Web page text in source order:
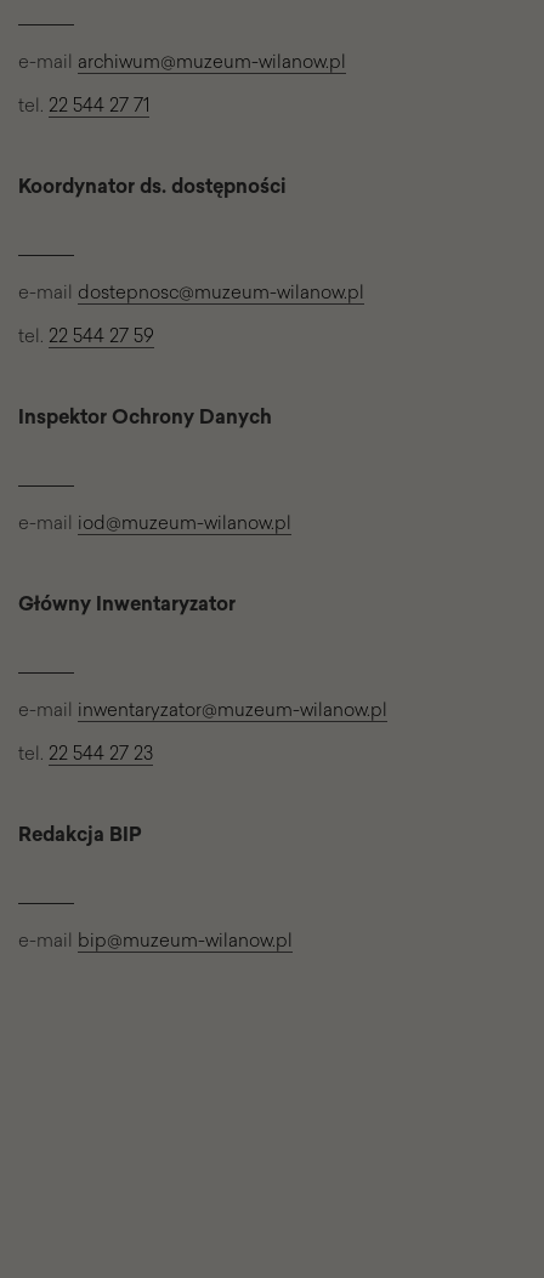
e-mail archiwum@muzeum-wilanow.pl
tel. 22 544 27 71
Koordynator ds. dostępności
e-mail dostepnosc@muzeum-wilanow.pl
tel. 22 544 27 59
Inspektor Ochrony Danych
e-mail iod@muzeum-wilanow.pl
Główny Inwentaryzator
e-mail inwentaryzator@muzeum-wilanow.pl
tel. 22 544 27 23
Redakcja BIP
e-mail bip@muzeum-wilanow.pl